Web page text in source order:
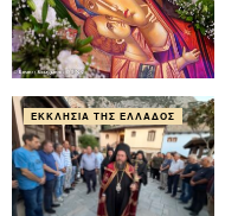
ΕΚΚΛΗΣΊΑ ΤΗΣ ΕΛΛΆΔΟΣ